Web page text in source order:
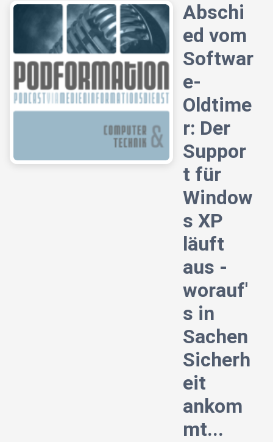
Abschi
ed vom
Softwar
e-
Oldtime
r: Der
Suppor
t für
Window
s XP
läuft
aus -
worauf'
s in
Sachen
Sicherh
eit
ankom
mt...